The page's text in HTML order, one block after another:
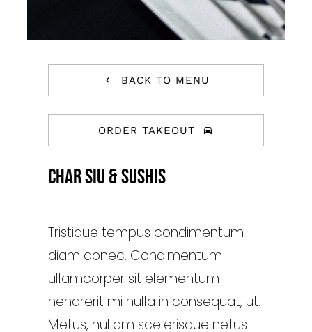
BACK TO MENU
ORDER TAKEOUT
Char Siu & Sushis
Tristique tempus condimentum
diam donec. Condimentum
ullamcorper sit elementum
hendrerit mi nulla in consequat, ut.
Metus, nullam scelerisque netus